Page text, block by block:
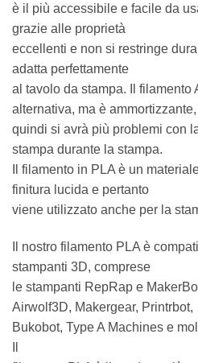
è il più accessibile e facile da
grazie alle proprietà
eccellenti e non si restringe
adatta perfettamente
al tavolo da stampa. Il filamento
alternativa, ma è ammortizzante,
quindi si avrà più problemi con
stampa durante la stampa.
Il filamento in PLA è un
finitura lucida e pertanto
viene utilizzato anche per la
Il nostro filamento PLA è
stampanti 3D, comprese
le stampanti RepRap e
Airwolf3D, Makergear, Printrbot,
Bukobot, Type A Machines e